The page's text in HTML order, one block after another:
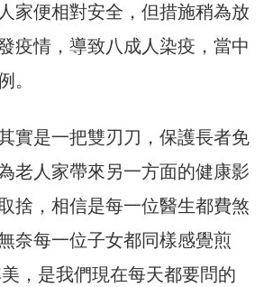
家便相對安全，但措施稍為放
疫情，導致八成人染疫，當中
。
實是一把雙刃刀，保護長者免
老人家帶來另一方面的健康影
捨，相信是每一位醫生都費煞
奈每一位子女都同樣感覺煎
，是我們現在每天都要問的